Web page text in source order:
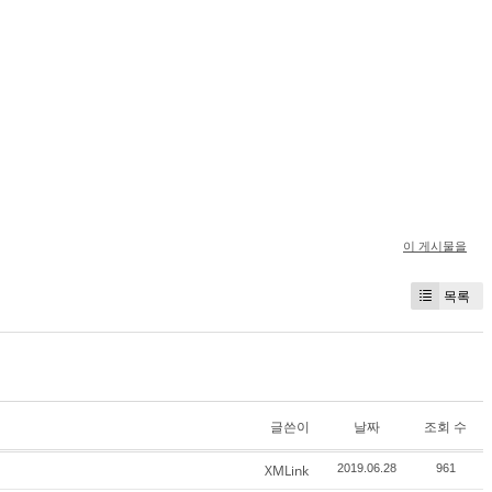
이 게시물을
목록
글쓴이 날짜 조회 수
XMLink 2019.06.28 961